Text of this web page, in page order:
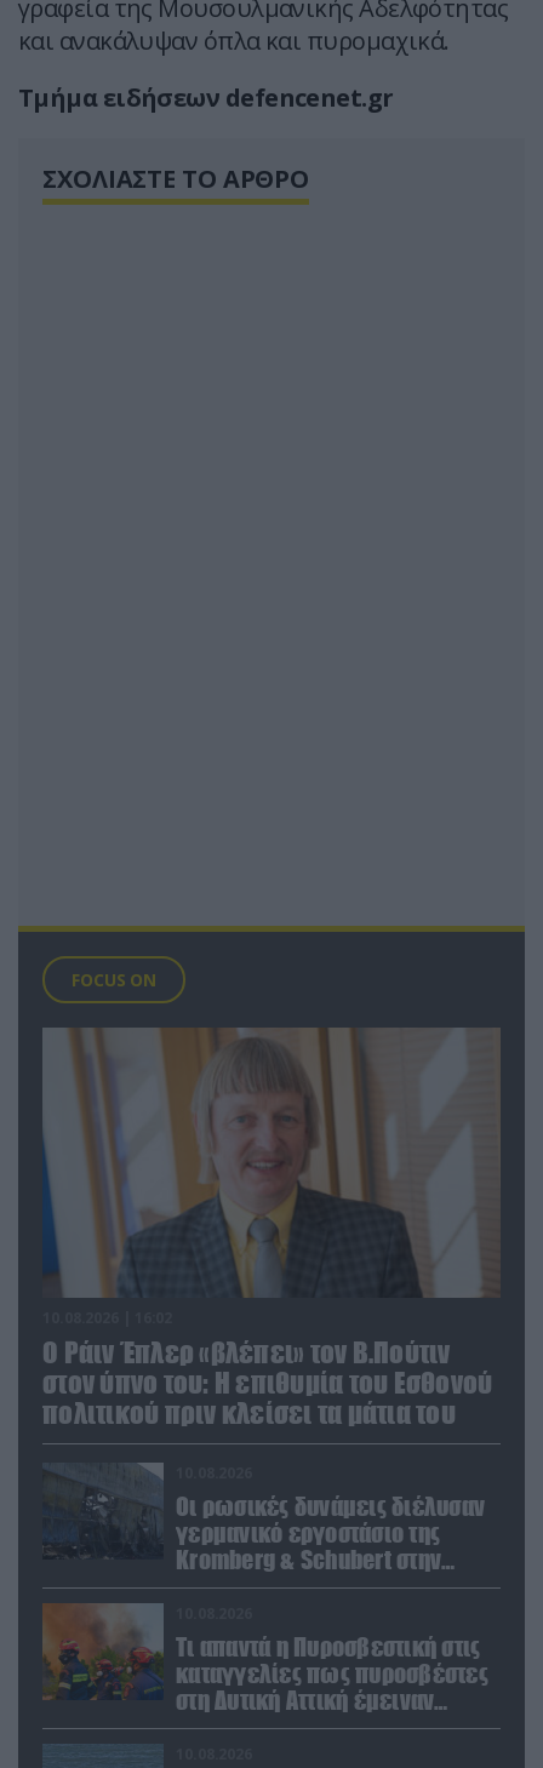
γραφεία της Μουσουλμανικής Αδελφότητας
και ανακάλυψαν όπλα και πυρομαχικά.
Τμήμα ειδήσεων defencenet.gr
ΣΧΟΛΙΑΣΤΕ ΤΟ ΑΡΘΡΟ
FOCUS ON
Ο Ράιν Έπλερ «βλέπει» τον Β.Πούτιν
στον ύπνο του: Η επιθυμία του Εσθονού
πολιτικού πριν κλείσει τα μάτια του
Οι ρωσικές δυνάμεις διέλυσαν
γερμανικό εργοστάσιο της
Kromberg & Schubert στην
Ουκρανία (βίντεο)
Τι απαντά η Πυροσβεστική στις
καταγγελίες πως πυροσβέστες
στη Δυτική Αττική έμειναν
χωρίς φαγητό και νερό